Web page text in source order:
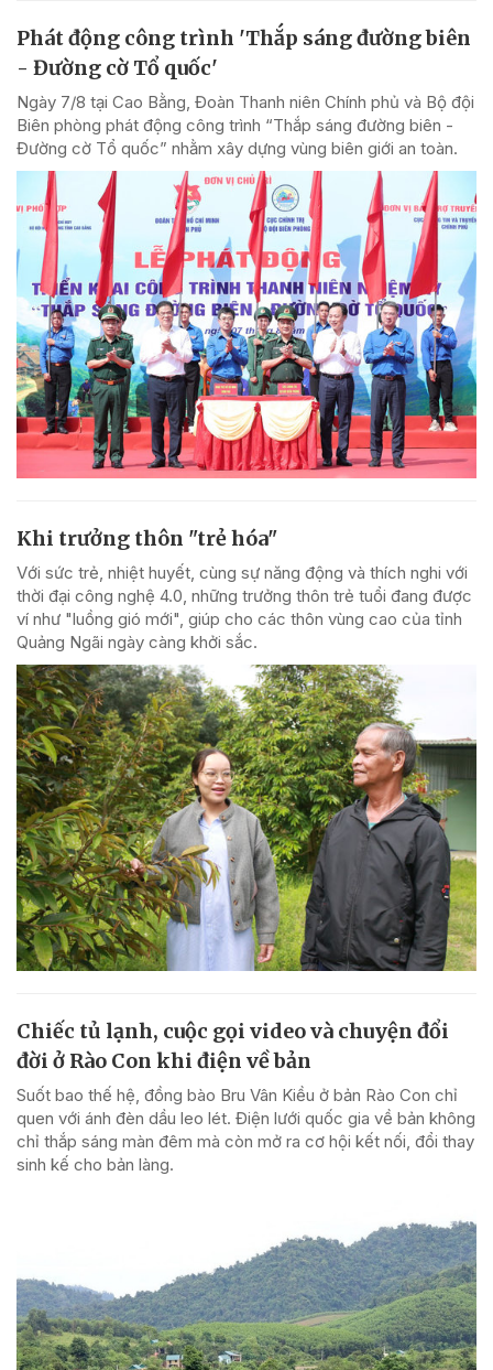
Phát động công trình 'Thắp sáng đường biên
- Đường cờ Tổ quốc'
Ngày 7/8 tại Cao Bằng, Đoàn Thanh niên Chính phủ và Bộ đội
Biên phòng phát động công trình “Thắp sáng đường biên -
Đường cờ Tổ quốc” nhằm xây dựng vùng biên giới an toàn.
Khi trưởng thôn "trẻ hóa"
Với sức trẻ, nhiệt huyết, cùng sự năng động và thích nghi với
thời đại công nghệ 4.0, những trưởng thôn trẻ tuổi đang được
ví như "luồng gió mới", giúp cho các thôn vùng cao của tỉnh
Quảng Ngãi ngày càng khởi sắc.
Chiếc tủ lạnh, cuộc gọi video và chuyện đổi
đời ở Rào Con khi điện về bản
Suốt bao thế hệ, đồng bào Bru Vân Kiều ở bản Rào Con chỉ
quen với ánh đèn dầu leo lét. Điện lưới quốc gia về bản không
chỉ thắp sáng màn đêm mà còn mở ra cơ hội kết nối, đổi thay
sinh kế cho bản làng.